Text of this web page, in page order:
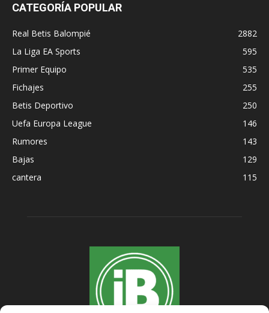
CATEGORÍA POPULAR
Real Betis Balompié
2882
La Liga EA Sports
595
Primer Equipo
535
Fichajes
255
Betis Deportivo
250
Uefa Europa League
146
Rumores
143
Bajas
129
cantera
115